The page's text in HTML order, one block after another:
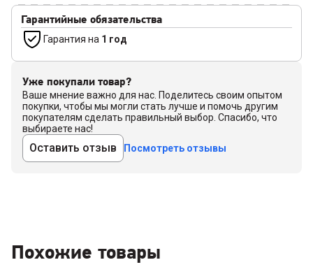
Гарантийные обязательства
Гарантия на 1 год
Уже покупали товар?
Ваше мнение важно для нас. Поделитесь своим опытом
покупки, чтобы мы могли стать лучше и помочь другим
покупателям сделать правильный выбор. Спасибо, что
выбираете нас!
Оставить отзыв Посмотреть отзывы
Похожие товары